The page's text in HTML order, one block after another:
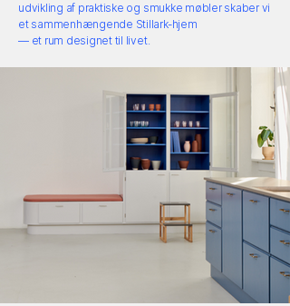
udvikling af praktiske og smukke møbler skaber vi
et sammenhængende Stillark-hjem
— et rum designet til livet.